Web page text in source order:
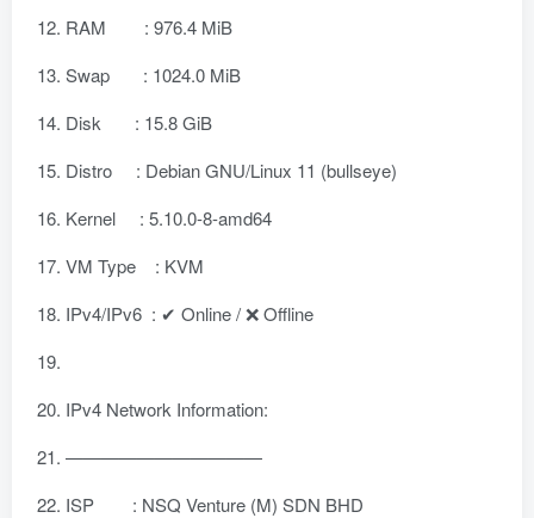
RAM : 976.4 MiB
Swap : 1024.0 MiB
Disk : 15.8 GiB
Distro : Debian GNU/Linux 11 (bullseye)
Kernel : 5.10.0-8-amd64
VM Type : KVM
IPv4/IPv6 : ✔ Online / ❌ Offline
IPv4 Network Information:
———————————
ISP : NSQ Venture (M) SDN BHD